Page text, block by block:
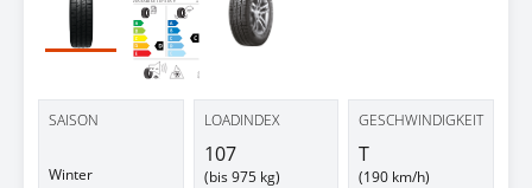
SAISON
Winter
LOADINDEX
107
(bis 975 kg)
GESCHWINDIGKEIT
T
(190 km/h)